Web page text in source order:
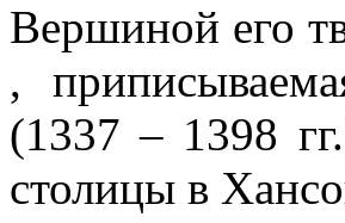
Вершиной его
,
(1337 – 1398
столицы в